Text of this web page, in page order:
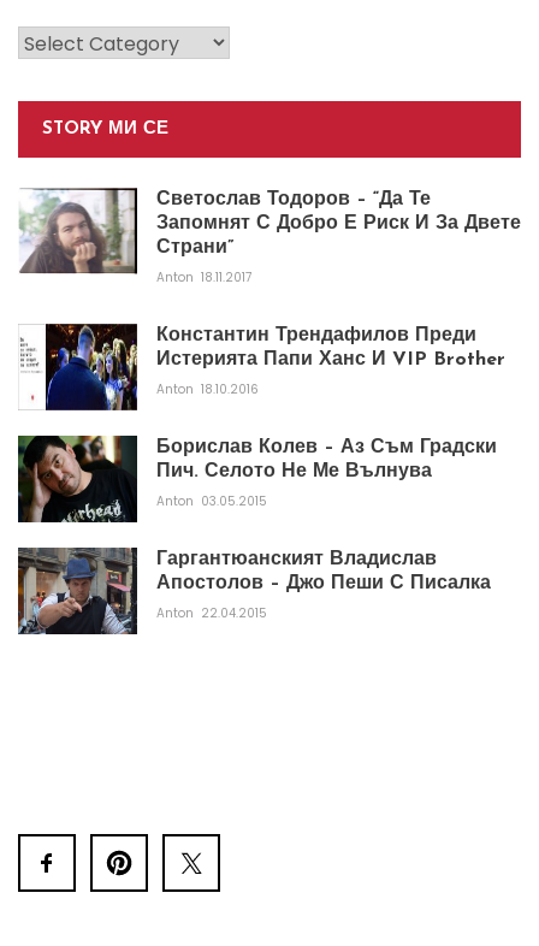
Категории
STORY МИ СЕ
Светослав Тодоров – “Да Те
Запомнят С Добро Е Риск И За Двете
Страни”
Anton 18.11.2017
Константин Трендафилов Преди
Истерията Папи Ханс И VIP Brother
Anton 18.10.2016
Борислав Колев – Аз Съм Градски
Пич. Селото Не Ме Вълнува
Anton 03.05.2015
Гаргантюанският Владислав
Апостолов – Джо Пеши С Писалка
Anton 22.04.2015